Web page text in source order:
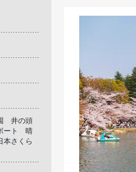
井の頭
ート 晴
さくら